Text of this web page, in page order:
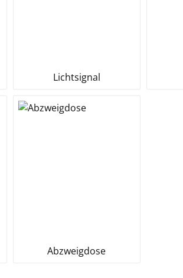
Lichtsignal
Abzweigdose